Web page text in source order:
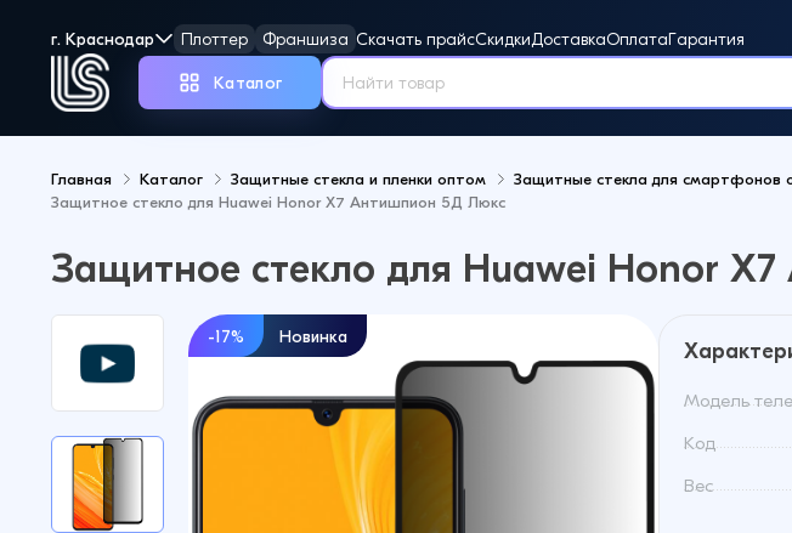
г. Краснодар Франшиза
Плоттер Скачать прайсСкидкиДоставкаОплатаГарантия
Каталог
Главная Каталог Защитные стекла и пленки оптом Защитные стекла для смартфонов
Защитное стекло для Huawei Honor X7 Антишпион 5Д Люкс
Защитное стекло для Huawei Honor
-17% Новинка
Модель
Код
Вес